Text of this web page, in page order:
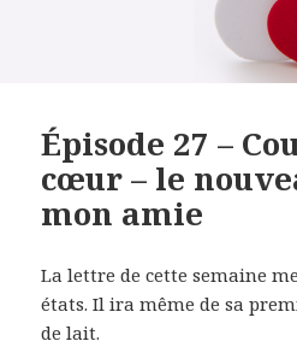
Épisode 27 –
cœur – le
mon amie
La lettre de cette semaine
états. Il ira même de sa
de lait.